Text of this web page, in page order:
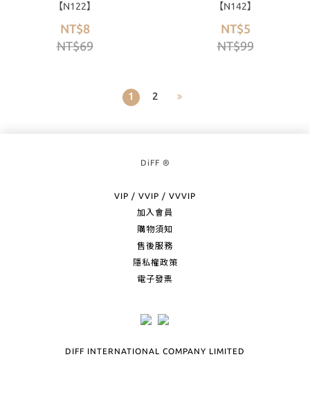
【N122】
NT$8
NT$69
【N142】
NT$5
NT$99
1 2
DiFF ®
VIP / VVIP / VVVIP
加入會員
購物須知
售後服務
隱私權政策
電子發票
DIFF INTERNATIONAL COMPANY LIMITED